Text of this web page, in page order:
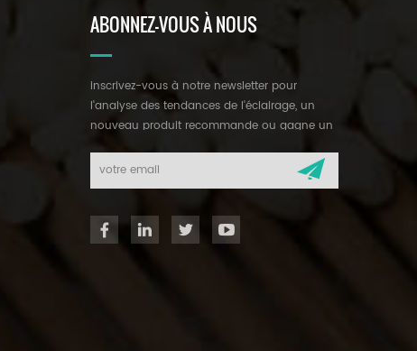
ABONNEZ-VOUS À NOUS
inscrivez-vous à notre newsletter pour
l'analyse des tendances de l'éclairage, un
nouveau produit recommande ou gagne un
cadeau mystérieux.